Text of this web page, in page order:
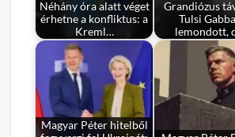
Néhány óra alatt véget
érhetne a konfliktus: a
Kreml…
Grandiózus
Tulsi
lemondott,
Magyar Péter hitelből